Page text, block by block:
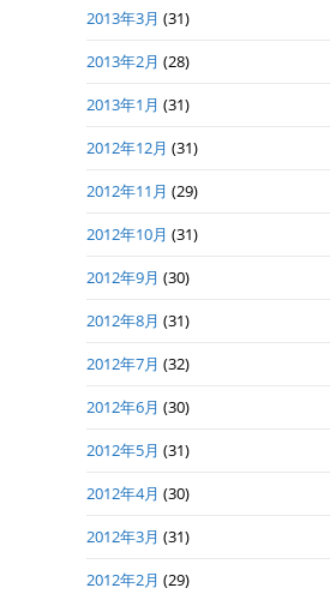
2013年3月 (31)
2013年2月 (28)
2013年1月 (31)
2012年12月 (31)
2012年11月 (29)
2012年10月 (31)
2012年9月 (30)
2012年8月 (31)
2012年7月 (32)
2012年6月 (30)
2012年5月 (31)
2012年4月 (30)
2012年3月 (31)
2012年2月 (29)